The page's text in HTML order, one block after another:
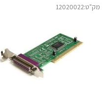
מק"ט:12020022